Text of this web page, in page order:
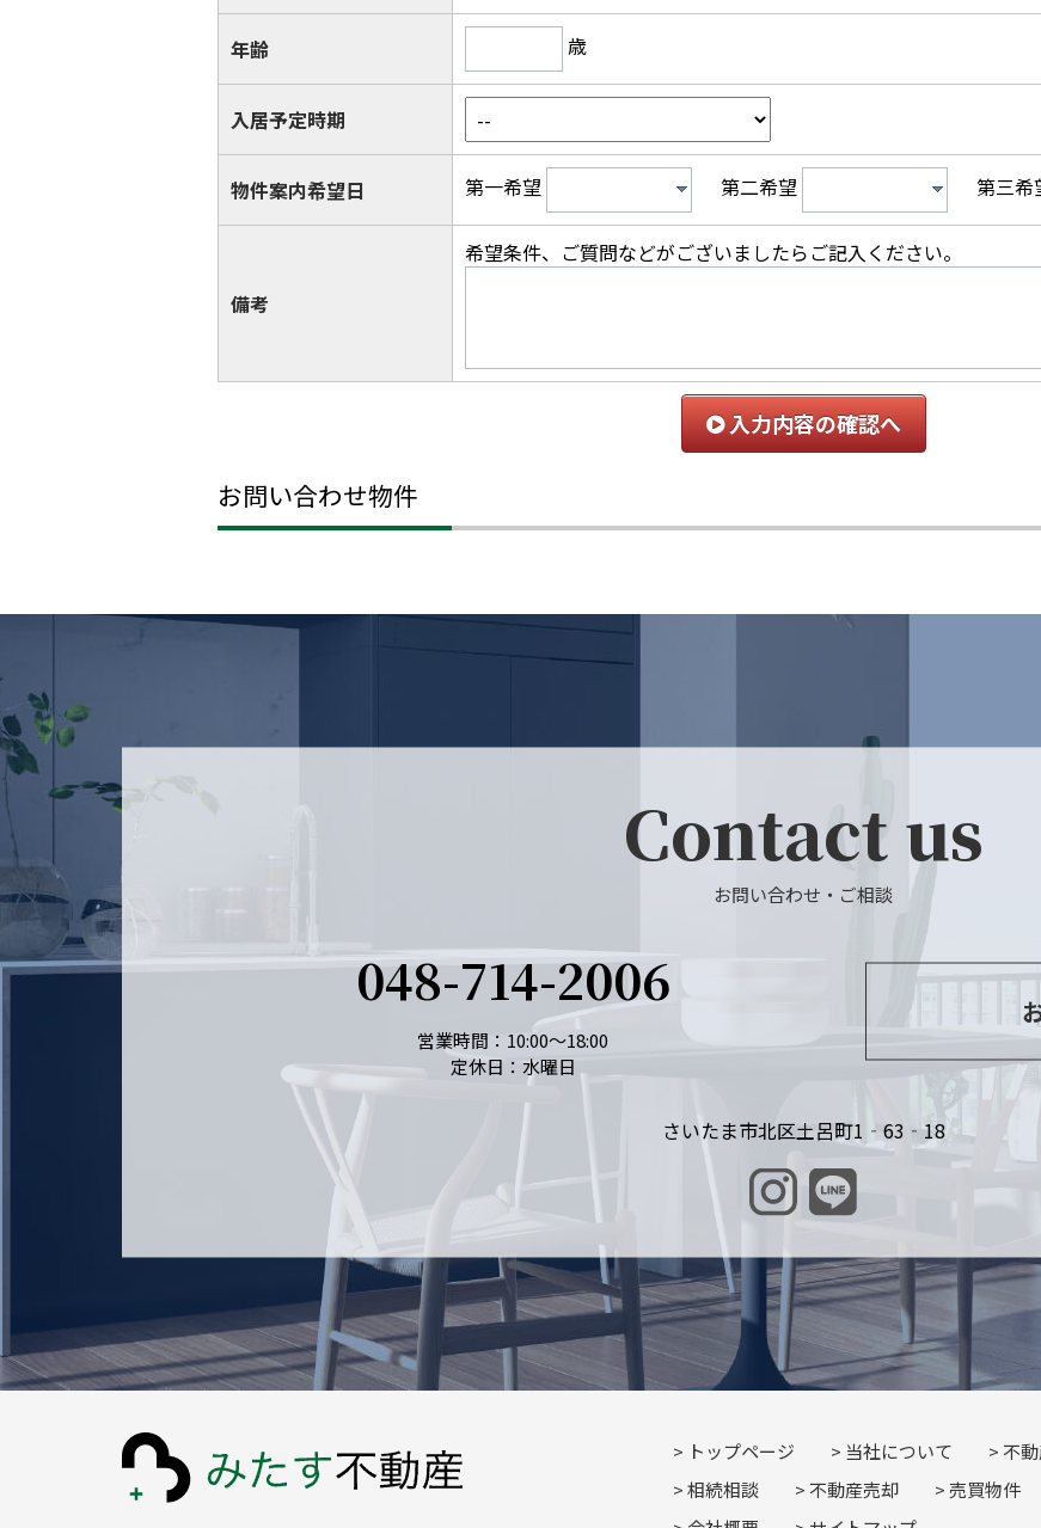
年齢 歳
入居予定時期
物件案内希望日 第一希望 第二希望 第三希
備考
希望条件、ご質問などがございましたらご記入ください。
入力内容の確認へ
お問い合わせ物件
Contact us
お問い合わせ・ご相談
048-714-2006
営業時間：10:00～18:00
定休日：水曜日
さいたま市北区土呂町1‐63‐18
トップページ 当社について 不
相続相談
不動産売却 売買物件